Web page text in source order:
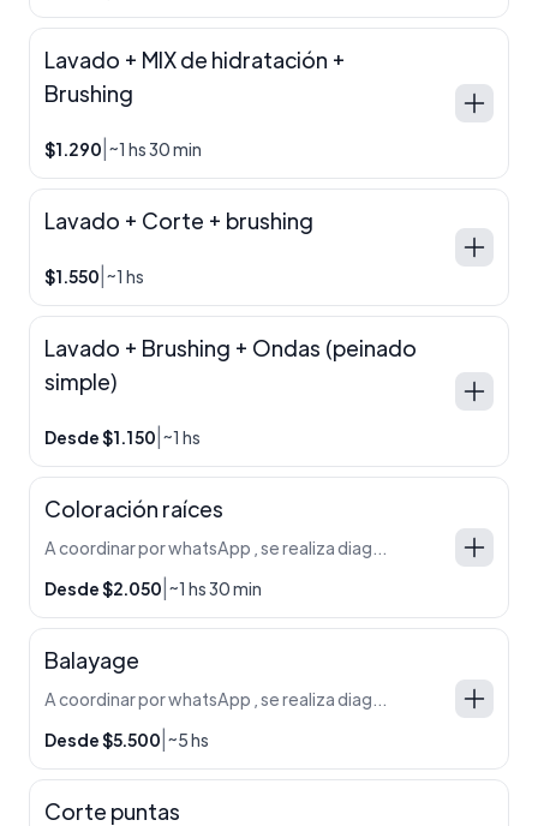
Lavado + MIX de hidratación +
Brushing
$1.290 ~1 hs 30 min
Lavado + Corte + brushing
$1.550 ~1 hs
Lavado + Brushing + Ondas (peinado
simple)
Desde $1.150 ~1 hs
Coloración raíces
Desde $2.050 ~1 hs 30 min
Balayage
Desde $5.500 ~5 hs
Corte puntas